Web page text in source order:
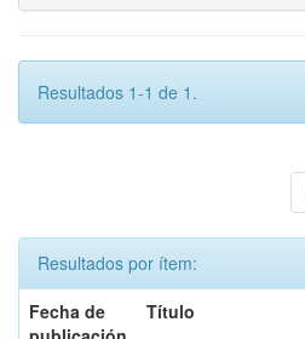
Resultados 1-1 de 1.
Resultados por ítem:
Fecha de
Título